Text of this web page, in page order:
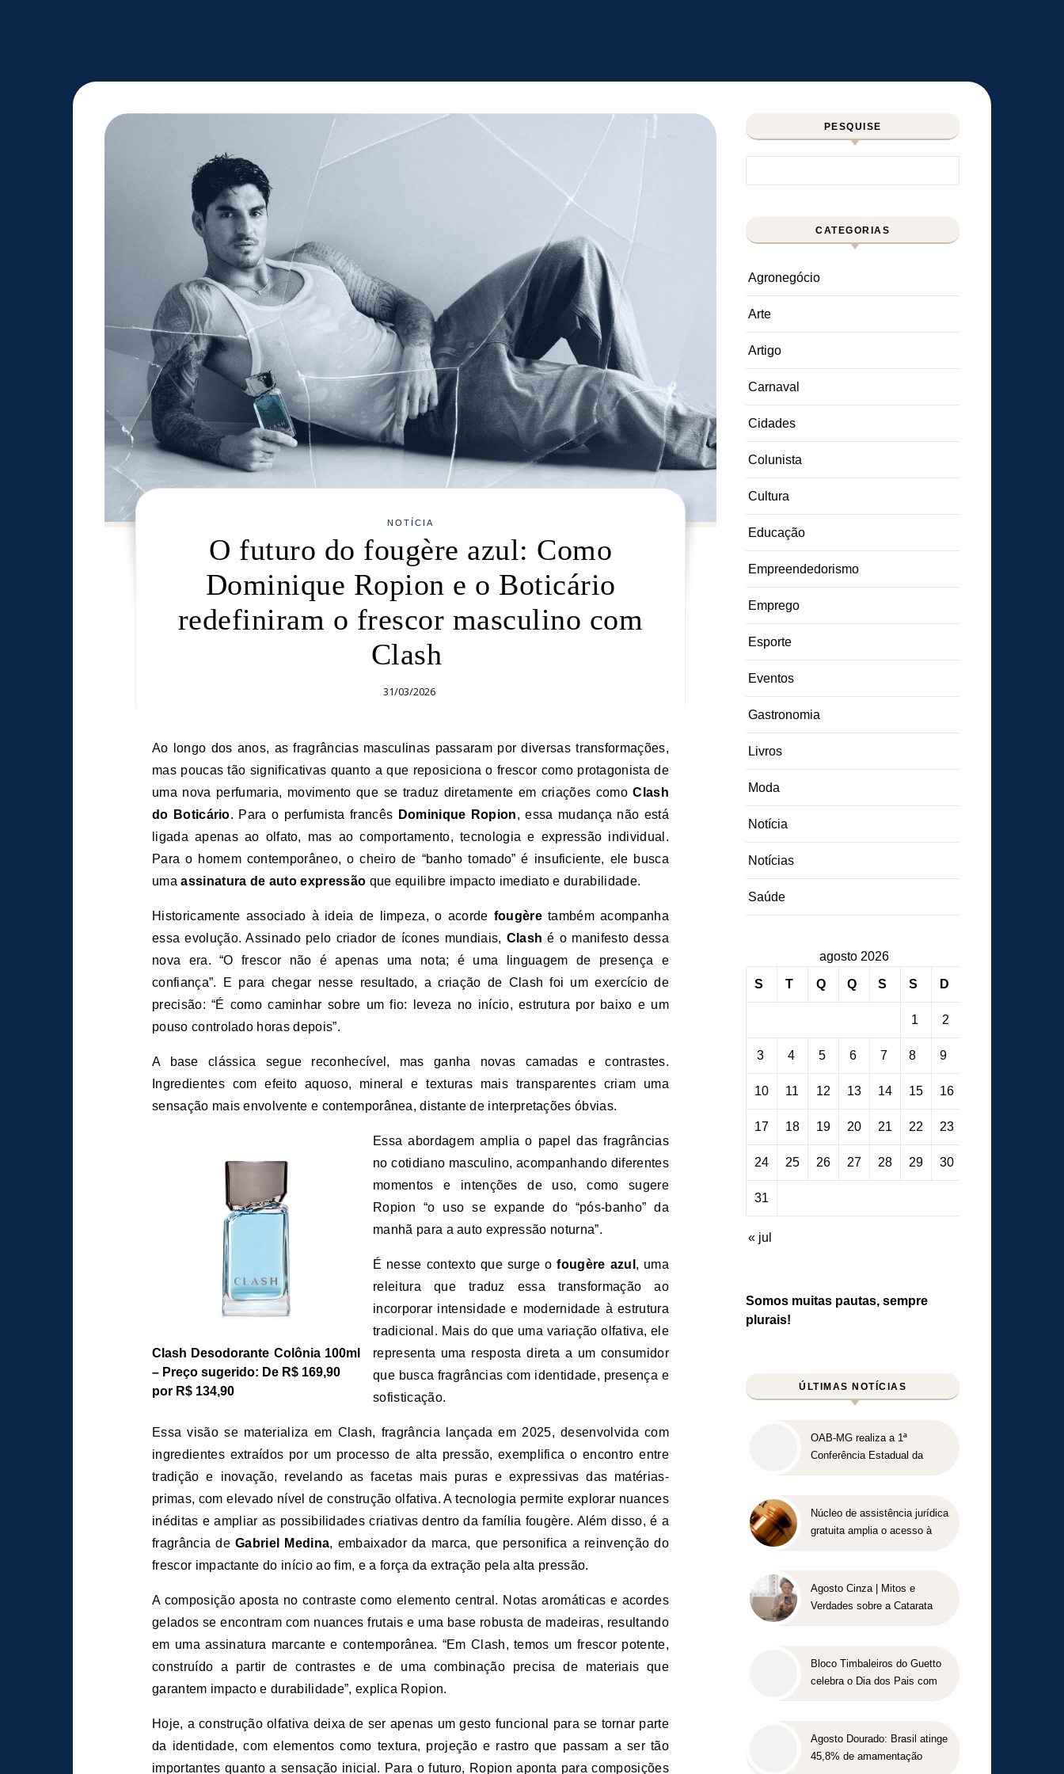
NOTÍCIA
O futuro do fougère azul: Como
Dominique Ropion e o Boticário
redefiniram o frescor masculino com
Clash
31/03/2026
Ao longo dos anos, as fragrâncias masculinas passaram por diversas transformações,
mas poucas tão significativas quanto a que reposiciona o frescor como protagonista de
uma nova perfumaria, movimento que se traduz diretamente em criações como Clash
do Boticário. Para o perfumista francês Dominique Ropion, essa mudança não está
ligada apenas ao olfato, mas ao comportamento, tecnologia e expressão individual.
Para o homem contemporâneo, o cheiro de “banho tomado” é insuficiente, ele busca
umaassinatura de auto expressão que equilibre impacto imediato e durabilidade.
Historicamente associado à ideia de limpeza, o acorde fougèretambém acompanha
essa evolução. Assinado pelo criador de ícones mundiais, Clash é o manifesto dessa
nova era. “O frescor não é apenas uma nota; é uma linguagem de presença e
confiança”. E para chegar nesse resultado, a criação de Clash foi um exercício de
precisão: “É como caminhar sobre um fio: leveza no início, estrutura por baixo e um
pouso controlado horas depois”.
A base clássica segue reconhecível, mas ganha novas camadas e contrastes.
Ingredientes com efeito aquoso, mineral e texturas mais transparentes criam uma
sensação mais envolvente e contemporânea, distante de interpretações óbvias.
Clash Desodorante Colônia 100ml
– Preço sugerido: De R$ 169,90
por R$ 134,90
Essa abordagem amplia o papel das fragrâncias
no cotidiano masculino, acompanhando diferentes
momentos e intenções de uso, como sugere
Ropion “o uso se expande do “pós-banho” da
manhã para a auto expressão noturna”.
É nesse contexto que surge ofougère azul , uma
releitura que traduz essa transformação ao
incorporar intensidade e modernidade à estrutura
tradicional. Mais do que uma variação olfativa, ele
representa uma resposta direta a um consumidor
que busca fragrâncias com identidade, presença e
sofisticação.
Essa visão se materializa em Clash, fragrância lançada em 2025, desenvolvida com
ingredientes extraídos por um processo de alta pressão, exemplifica o encontro entre
tradição e inovação, revelando as facetas mais puras e expressivas das matérias-
primas, com elevado nível de construção olfativa. A tecnologia permite explorar nuances
inéditas e ampliar as possibilidades criativas dentro da família fougère. Além disso, é a
fragrância deGabriel Medina, embaixador da marca, que personifica a reinvenção do
frescor impactante do início ao fim, e a força da extração pela alta pressão.
A composição aposta no contraste como elemento central. Notas aromáticas e acordes
gelados se encontram com nuances frutais e uma base robusta de madeiras, resultando
em uma assinatura marcante e contemporânea. “Em Clash, temos um frescor potente,
construído a partir de contrastes e de uma combinação precisa de materiais que
garantem impacto e durabilidade”, explica Ropion.
Hoje, a construção olfativa deixa de ser apenas um gesto funcional para se tornar parte
da identidade, com elementos como textura, projeção e rastro que passam a ser tão
importantes quanto a sensação inicial. Para o futuro, Ropion aponta para composições
PESQUISE
CATEGORIAS
Agronegócio
Arte
Artigo
Carnaval
Cidades
Colunista
Cultura
Educação
Empreendedorismo
Emprego
Esporte
Eventos
Gastronomia
Livros
Moda
Notícia
Notícias
Saúde
agosto 2026
S T Q Q S S D
1 2
3 4 5 6 7 8 9
10 11 12 13 14 15 16
17 18 19 20 21 22 23
24 25 26 27 28 29 30
31
« jul
Somos muitas pautas, sempre
plurais!
ÚLTIMAS NOTÍCIAS
OAB-MG realiza a 1ª
Conferência Estadual da
nacional
Núcleo de assistência jurídica
gratuita amplia o acesso à
Agosto Cinza | Mitos e
Verdades sobre a Catarata
Bloco Timbaleiros do Guetto
celebra o Dia dos Pais com
Agosto Dourado: Brasil atinge
45,8% de amamentação